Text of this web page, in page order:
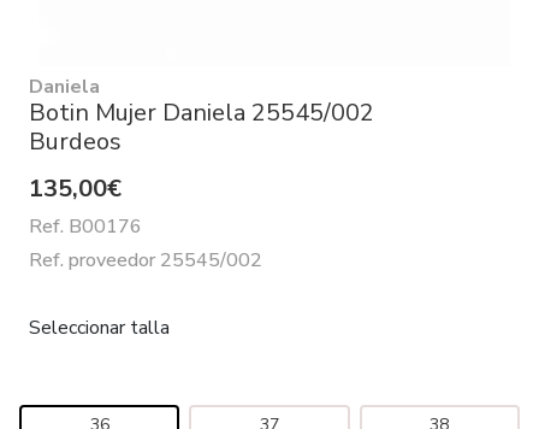
Daniela
Botin Mujer Daniela 25545/002
Burdeos
135,00€
Ref. B00176
Ref. proveedor 25545/002
Seleccionar talla